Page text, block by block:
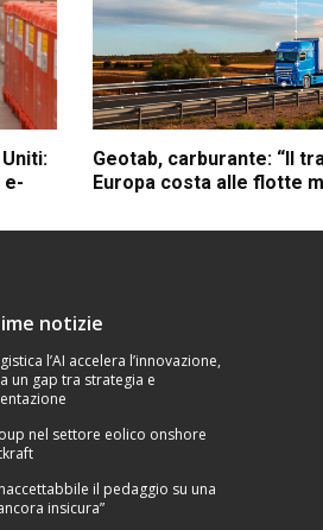
e-
Geotab, carburante: “Il
Europa costa alle flotte
notizie
l’AI accelera l’innovazione,
un gap tra strategia e
nel settore eolico onshore
il pedaggio su una
insicura”